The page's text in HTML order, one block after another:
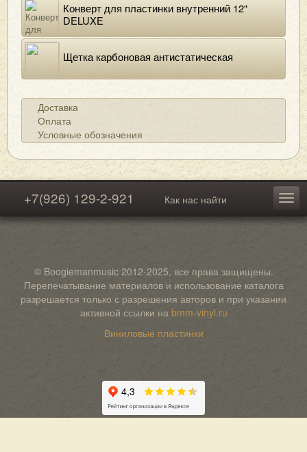
Конверт для пластинки внутренний 12"
DELUXE
Щетка карбоновая антистатическая
Доставка
Оплата
Условные обозначения
+7(926) 129-2-921 Как нас найти
© Boogiemanmusic 2012-2025, все права защищены.
Перепечатывание материалов и использование каталога
разрешается только с разрешения авторов и при указании
активной ссылки на bmm-vinyl.ru
Виниловые пластинки